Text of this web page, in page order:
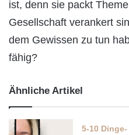
ist, denn sie packt
Gesellschaft verankert
dem Gewissen zu tun
fähig?
Ähnliche Artikel
5-10